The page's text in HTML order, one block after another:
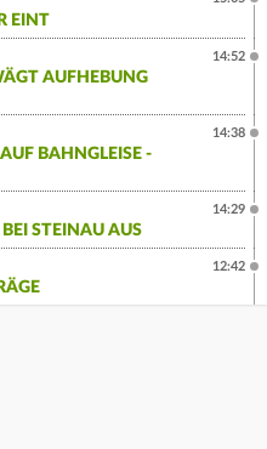
EINT
AUFHEBUNG
14:52
BAHNGLEISE -
14:38
STEINAU AUS
14:29
12:42